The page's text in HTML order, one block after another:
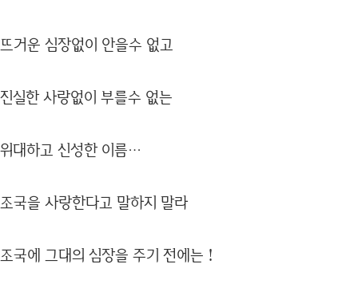
뜨거운 심장없이 안을수 없고
진실한 사랑없이 부를수 없는
위대하고 신성한 이름…
조국을 사랑한다고 말하지 말라
조국에 그대의 심장을 주기 전에는！